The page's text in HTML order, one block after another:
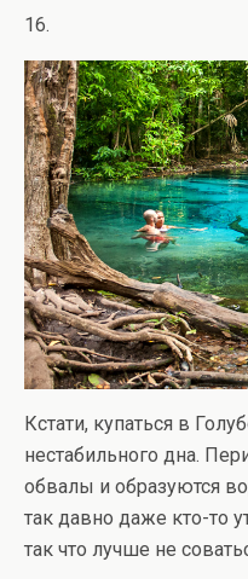
16.
Кстати, купаться в
нестабильного дна.
обвалы и образуются
так давно даже кто-то
так что лучше не